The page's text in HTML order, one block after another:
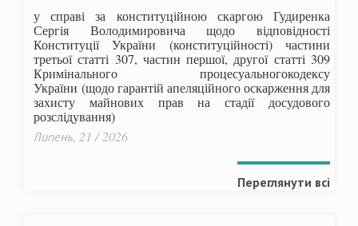
у справі за конституційною скаргою Гудиренка
Сергія Володимировича щодо відповідності
Конституції України (конституційності) частини
третьої статті 307, частин першої, другої статті 309
Кримінального процесуальногокодексу
України (щодо гарантій апеляційного оскарження для
захисту майнових прав на стадії досудового
розслідування)
Липень, 21 / 2026
Переглянути всі